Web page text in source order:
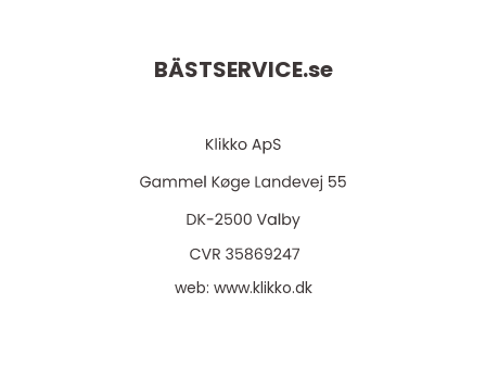
BÄSTSERVICE.se
web: www.klikko.dk